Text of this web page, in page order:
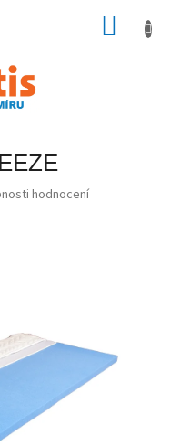
hodnocení